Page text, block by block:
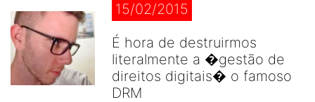
15/02/2015
É hora de destruirmos
literalmente a �gestão de
direitos digitais� o famoso
DRM